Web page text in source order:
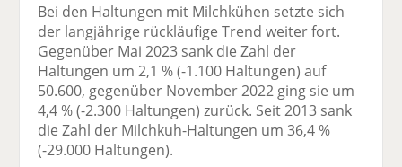
Bei den Haltungen mit Milchkühen setzte sich
der langjährige rückläufige Trend weiter fort.
Gegenüber Mai 2023 sank die Zahl der
Haltungen um 2,1 % (-1.100 Haltungen) auf
50.600, gegenüber November 2022 ging sie um
4,4 % (-2.300 Haltungen) zurück. Seit 2013 sank
die Zahl der Milchkuh-Haltungen um 36,4 %
(-29.000 Haltungen).